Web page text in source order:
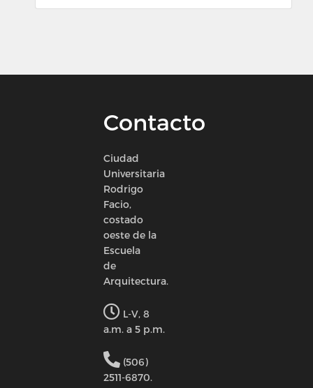
Contacto
Ciudad
Universitaria
Rodrigo
Facio,
costado
oeste de la
Escuela
de
Arquitectura.
L-V, 8
a.m. a 5 p.m.
(506)
2511-6870.